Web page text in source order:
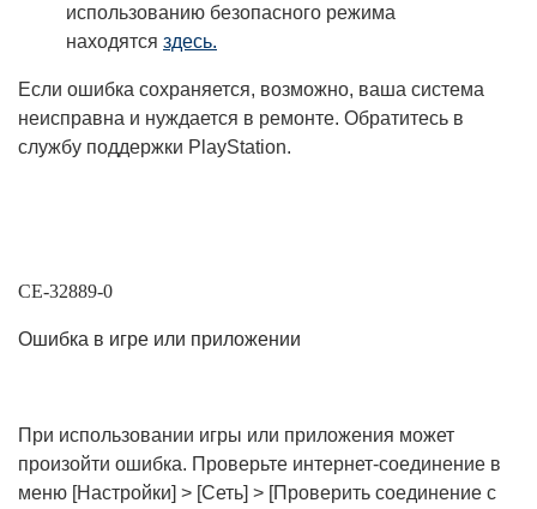
использованию безопасного режима
находятся здесь.
Если ошибка сохраняется, возможно, ваша система
неисправна и нуждается в ремонте. Обратитесь в
службу поддержки PlayStation.
CE-32889-0
Ошибка в игре или приложении
При использовании игры или приложения может
произойти ошибка. Проверьте интернет-соединение в
меню [Настройки] > [Сеть] > [Проверить соединение с